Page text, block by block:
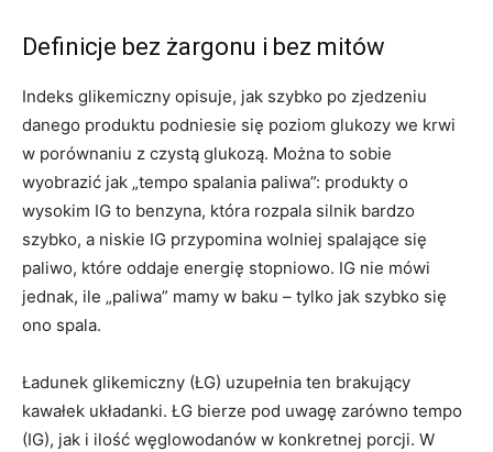
Definicje bez żargonu i bez mitów
Indeks glikemiczny opisuje, jak szybko po zjedzeniu
danego produktu podniesie się poziom glukozy we krwi
w porównaniu z czystą glukozą. Można to sobie
wyobrazić jak „tempo spalania paliwa”: produkty o
wysokim IG to benzyna, która rozpala silnik bardzo
szybko, a niskie IG przypomina wolniej spalające się
paliwo, które oddaje energię stopniowo. IG nie mówi
jednak, ile „paliwa” mamy w baku – tylko jak szybko się
ono spala.
Ładunek glikemiczny (ŁG) uzupełnia ten brakujący
kawałek układanki. ŁG bierze pod uwagę zarówno tempo
(IG), jak i ilość węglowodanów w konkretnej porcji. W